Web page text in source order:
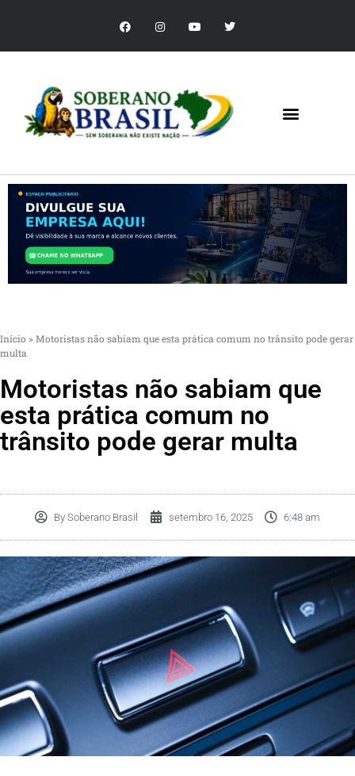
Início » Motoristas não sabiam que esta prática comum no trânsito pode gerar
multa
Motoristas não sabiam que
esta prática comum no
trânsito pode gerar multa
By Soberano Brasil setembro 16, 2025 6:48 am